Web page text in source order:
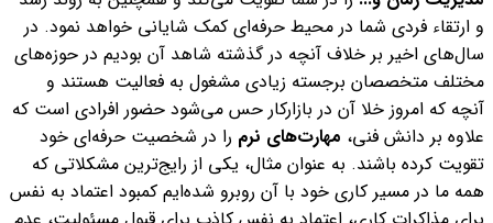
و ارتقاء فردی شما در محیط حرفه‌ای کمک شایانی خواهد نمود. در
سال‌های اخیر بر خلاف آنچه در گذشته شاهد آن بودیم در حوزه‌های
مختلف متخصصان برجسته زیادی مشغول به فعالیت هستند و
آنچه که امروز خلا آن در بازار‌کار حس می‌شود حضور افرادی است که
علاوه بر دانش فنی، مهارت‌های نرم را در شخصیت حرفه‌ای خود
تقویت کرده باشند. به عنوان مثال، یکی از رایج‌ترین مشکلاتی که
همه ما در مسیر کاری خود با آن روبرو شده‌ایم کمبود اعتماد به نفس